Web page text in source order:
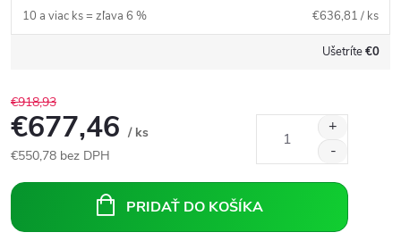
10 a viac ks = zľava 6 % €636,81 / ks
Ušetríte€0
€918,93
€677,46 / ks
€550,78 bez DPH
cena:
PRIDAŤ DO KOŠÍKA